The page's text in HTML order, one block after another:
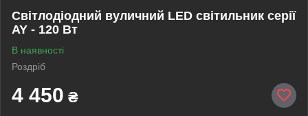
Світлодіодний вуличний LED світильник серії
AY - 120 Вт
В наявності
Роздріб
4 450 ₴